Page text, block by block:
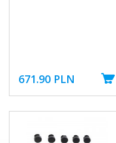
671.90 PLN